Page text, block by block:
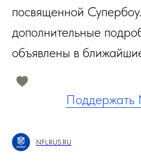
посвященной
дополнительные
объявлены в
Поддержать
NFLRUS.RU